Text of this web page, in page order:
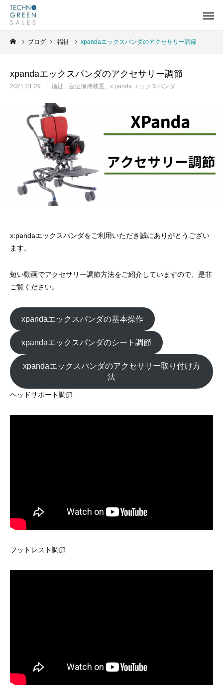
ブログ 福祉 xpandaエックスパンダのアクセサリー調節
xpandaエックスパンダのアクセサリー調節
2021.01.29 福祉 座位保持装置 x:panda エックスパンダ
x:pandaエックスパンダをご利用いただき誠にありがとうござい
ます。
短い動画でアクセサリー調節方法をご紹介していますので、是非
ご覧ください。
xpandaエックスパンダの基本操作
xpandaエックスパンダのシート調節
xpandaエックスパンダのアクセサリー取り付け方
法
ヘッドサポート調節
フットレスト調節